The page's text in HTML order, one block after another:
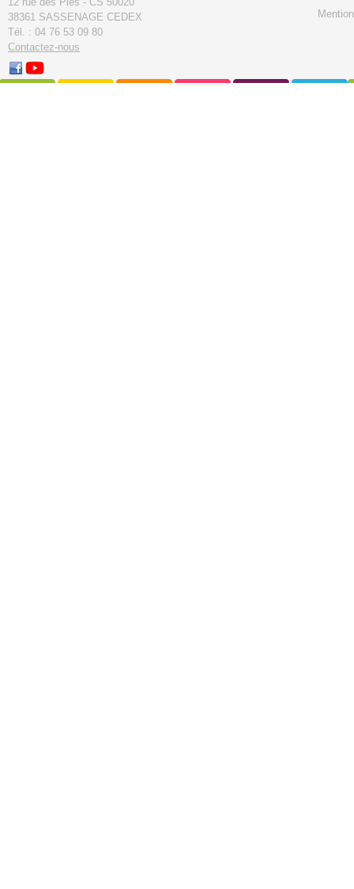
38361 SASSENAGE CEDEX
Tél. : 04 76 53 09 80
Contactez-nous